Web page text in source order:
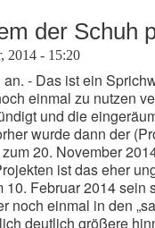
der Schuh
2014 - 15:20
- Das ist ein
einmal zu nutzen
und die
wurde dann der
zum 20. November
ist das eher
Februar 2014
noch einmal in den
deutlich größere